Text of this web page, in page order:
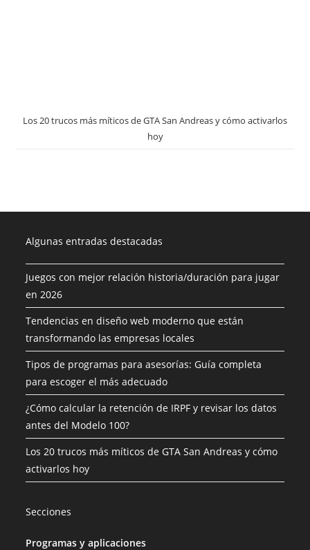
Los 20 trucos más míticos de GTA San Andreas y cómo activarlos
hoy
Algunas entradas destacadas
Juegos con mejor relación historia/duración para jugar
en 2026
Tendencias en diseño web moderno que están
transformando las empresas locales
Tipos de programas para asesorías: Guía completa
para escoger el más adecuado
¿Cómo calcular la retención de IRPF y revisar los datos
antes del Modelo 100?
Los 20 trucos más míticos de GTA San Andreas y cómo
activarlos hoy
Secciones
Programas y aplicaciones